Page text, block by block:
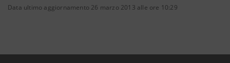
Data ultimo aggiornamento 26 marzo 2013 alle ore 10:29